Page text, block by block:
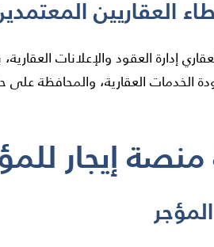
إدارة العقود والإعلانات
العقارية، والمحافظة
منصة إيجار